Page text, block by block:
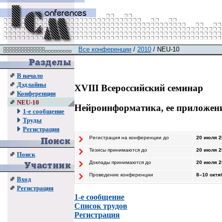
В начало
Дэдлайны
Конференции
NEU-10
1-е сообщение
Труды
Регистрация
Поиск
Вход
Регистрация
Все конференции / 2010 / NEU-10
XVIII Всероссийский семинар
Нейроинформатика, ее
Регистрация на конференции до 20 июля
Тезисы принимаются до 20 июля
Доклады принимаются до 20 июля
Проведение конференции 8–10
1-е сообщение
Список трудов
Регистрация